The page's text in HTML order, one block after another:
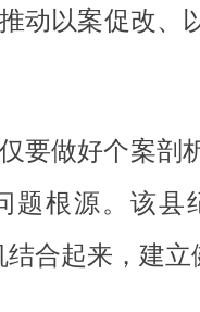
动以案促改、
要做好个案剖
题根源。该县
结合起来，建